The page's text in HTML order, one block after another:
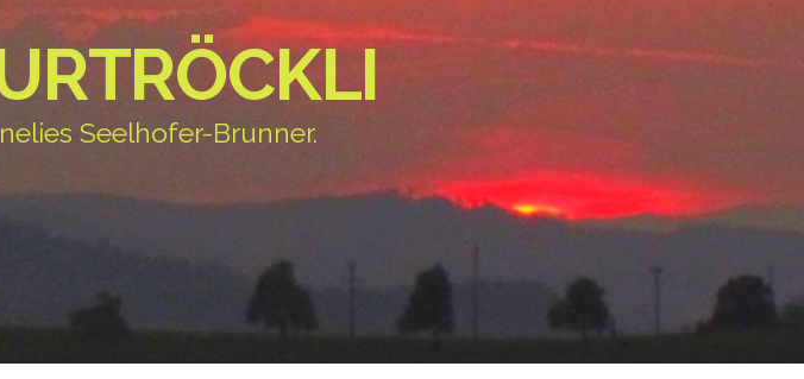
Seelhofer-Brunner.